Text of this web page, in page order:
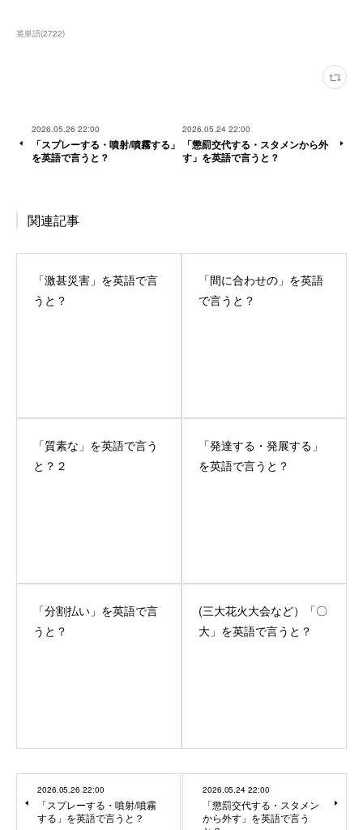
英単語(2722)
2026.05.26 22:00
「スプレーする・噴射/噴霧する」
を英語で言うと？
2026.05.24 22:00
「懲罰交代する・スタメンから外
す」を英語で言うと？
関連記事
「激甚災害」を英語で言
うと？
「間に合わせの」を英語
で言うと？
「質素な」を英語で言う
と？２
「発達する・発展する」
を英語で言うと？
「分割払い」を英語で言
うと？
(三大花火大会など）「〇
大」を英語で言うと？
2026.05.26 22:00
「スプレーする・噴射/噴霧
する」を英語で言うと？
2026.05.24 22:00
「懲罰交代する・スタメン
から外す」を英語で言う